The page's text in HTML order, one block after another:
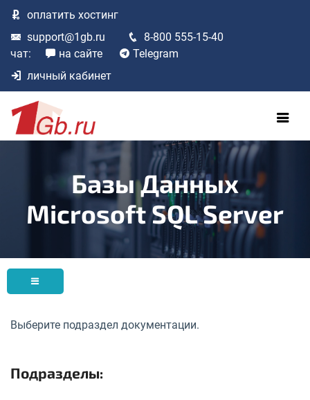
оплатить хостинг
support@1gb.ru
8-800 555-15-40
чат:
на сайте
Telegram
личный кабинет
Базы Данных
Microsoft SQL Server
Выберите подраздел документации.
Подразделы: